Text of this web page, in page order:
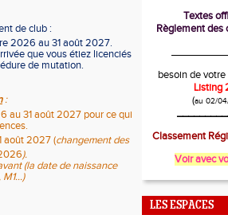
de club :
2026 au 31 août 2027.
que vous étiez licenciés
de mutation.
:
au 31 août 2027 pour ce qui
août 2027 (changement des
).
(la date de naissance
Textes
Règlement des
besoin de votre
Listing
(au 02/
Classement
Voir avec
LES ESPACES